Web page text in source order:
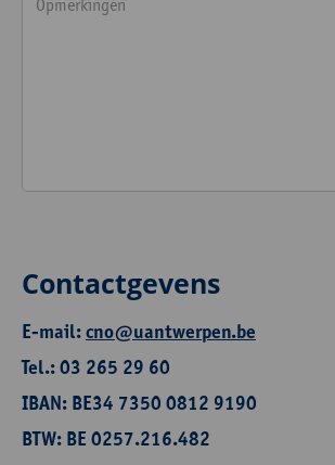
Contactgevens
E-mail:cno@uantwerpen.be
Tel.: 03 265 29 60
IBAN: BE34 7350 0812 9190
BTW: BE 0257.216.482